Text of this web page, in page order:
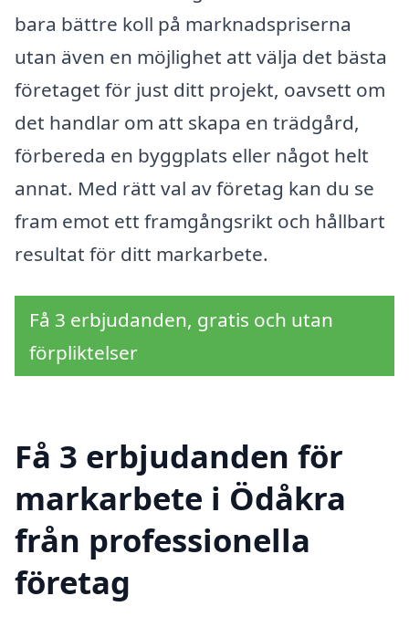
bara bättre koll på marknadspriserna
utan även en möjlighet att välja det bästa
företaget för just ditt projekt, oavsett om
det handlar om att skapa en trädgård,
förbereda en byggplats eller något helt
annat. Med rätt val av företag kan du se
fram emot ett framgångsrikt och hållbart
resultat för ditt markarbete.
Få 3 erbjudanden, gratis och utan
förpliktelser
Få 3 erbjudanden för
markarbete i Ödåkra
från professionella
företag